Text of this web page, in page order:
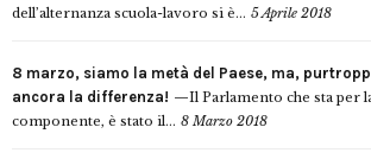
dell’alternanza scuola-lavoro si è... 5 Aprile 2018
8 marzo, siamo la metà del Paese, ma,
ancora la differenza!
Il Parlamento che sta per
componente, è stato il... 8 Marzo 2018